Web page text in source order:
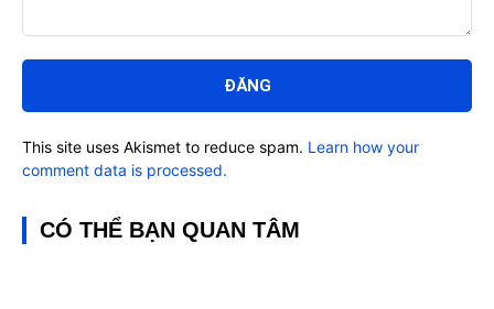
luận:
This site uses Akismet to reduce spam. Learn how your
comment data is processed.
CÓ THỂ BẠN QUAN TÂM